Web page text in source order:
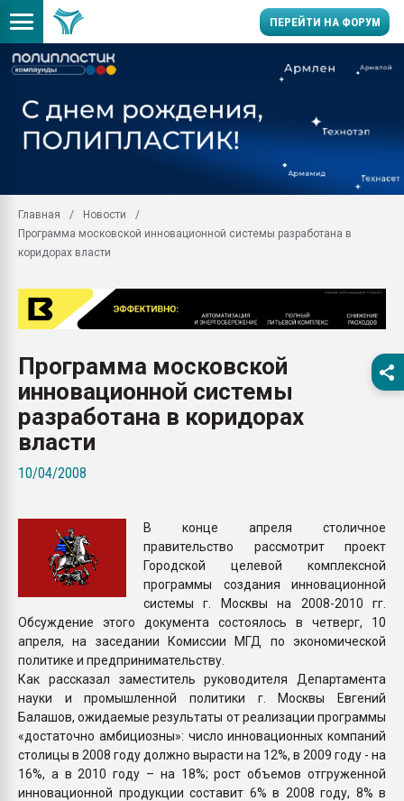
ПЕРЕЙТИ НА ФОРУМ
заводу пластмасс"
28.07.2026
первый план в
28.07.2026
ситуацией на
Всё, что касается
Главная
Новости
Программа московской инновационной системы разработана в
коридорах власти
Программа московской
инновационной системы
разработана в коридорах
власти
10/04/2008
В конце апреля столичное
правительство рассмотрит проект
Городской целевой комплексной
программы создания инновационной
системы г. Москвы на 2008-2010 гг.
Обсуждение этого документа состоялось в четверг, 10
апреля, на заседании Комиссии МГД по экономической
политике и предпринимательству.
Как рассказал заместитель руководителя Департамента
науки и промышленной политики г. Москвы Евгений
Балашов, ожидаемые результаты от реализации программы
«достаточно амбициозны»: число инновационных компаний
столицы в 2008 году должно вырасти на 12%, в 2009 году - на
16%, а в 2010 году – на 18%; рост объемов отгруженной
инновационной продукции составит 6% в 2008 году, 8% в